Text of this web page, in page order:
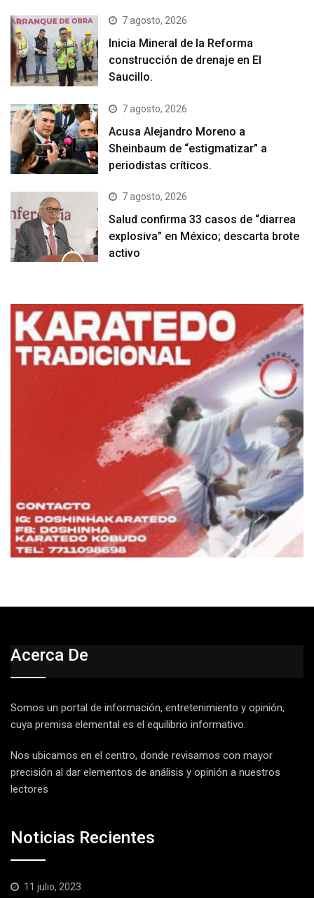
7 agosto, 2026
Inicia Mineral de la Reforma
construcción de drenaje en El
Saucillo.
7 agosto, 2026
Acusa Alejandro Moreno a
Sheinbaum de “estigmatizar” a
periodistas críticos.
7 agosto, 2026
Salud confirma 33 casos de “diarrea
explosiva” en México; descarta brote
activo
Acerca De
Somos un portal de información, entretenimiento y opinión,
cuya premisa elemental es el equilibrio informativo.
Nos ubicamos en el centro, donde revisamos con mayor
precisión al dar elementos de análisis y opinión a nuestros
lectores
Noticias Recientes
11 julio, 2023